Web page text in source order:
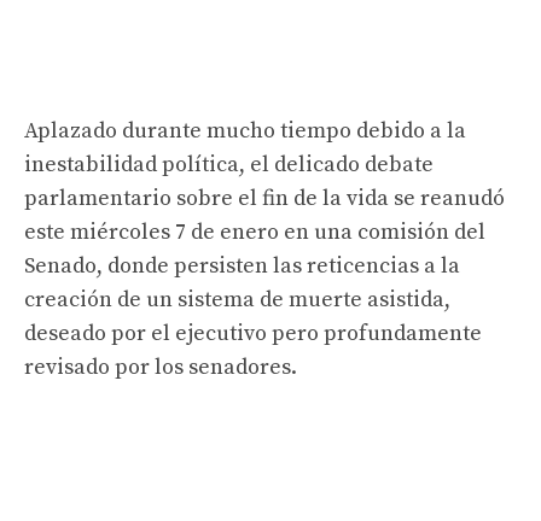
Aplazado durante mucho tiempo debido a la
inestabilidad política, el delicado debate
parlamentario sobre el fin de la vida se reanudó
este miércoles 7 de enero en una comisión del
Senado, donde persisten las reticencias a la
creación de un sistema de muerte asistida,
deseado por el ejecutivo pero profundamente
revisado por los senadores.